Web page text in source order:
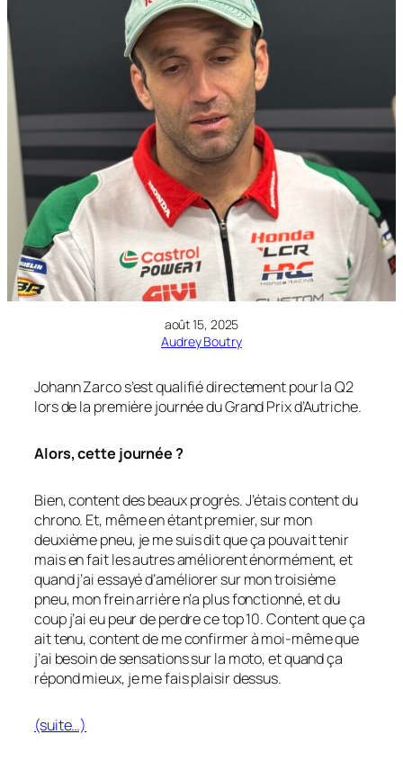
août 15, 2025
Audrey Boutry
Johann Zarco s’est qualifié directement pour la Q2
lors de la première journée du Grand Prix d’Autriche.
Alors, cette journée ?
Bien, content des beaux progrès. J’étais content du
chrono. Et, même en étant premier, sur mon
deuxième pneu, je me suis dit que ça pouvait tenir
mais en fait les autres améliorent énormément, et
quand j’ai essayé d’améliorer sur mon troisième
pneu, mon frein arrière n’a plus fonctionné, et du
coup j’ai eu peur de perdre ce top 10. Content que ça
ait tenu, content de me confirmer à moi-même que
j’ai besoin de sensations sur la moto, et quand ça
répond mieux, je me fais plaisir dessus.
(suite…)